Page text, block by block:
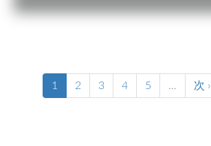
1 2 3 4 5 … 次 ›